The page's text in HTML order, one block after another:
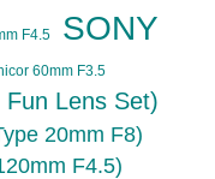
F4.5 SONY
60mm F3.5
Lens Set)
20mm F8)
F4.5)